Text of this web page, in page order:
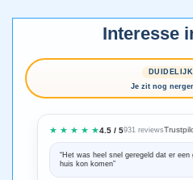
Interesse
Je zit nog
★ ★ ★ ★ ★4.5 / 5931 reviews
“Het was heel snel geregeld dat er een
huis kon komen”